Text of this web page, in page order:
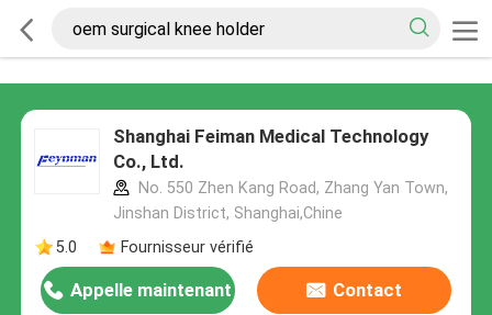
Shanghai Feiman Medical Technology
Co., Ltd.
No. 550 Zhen Kang Road, Zhang Yan Town,
Jinshan District, Shanghai,Chine
5.0
Fournisseur vérifié
Appelle maintenant Contact